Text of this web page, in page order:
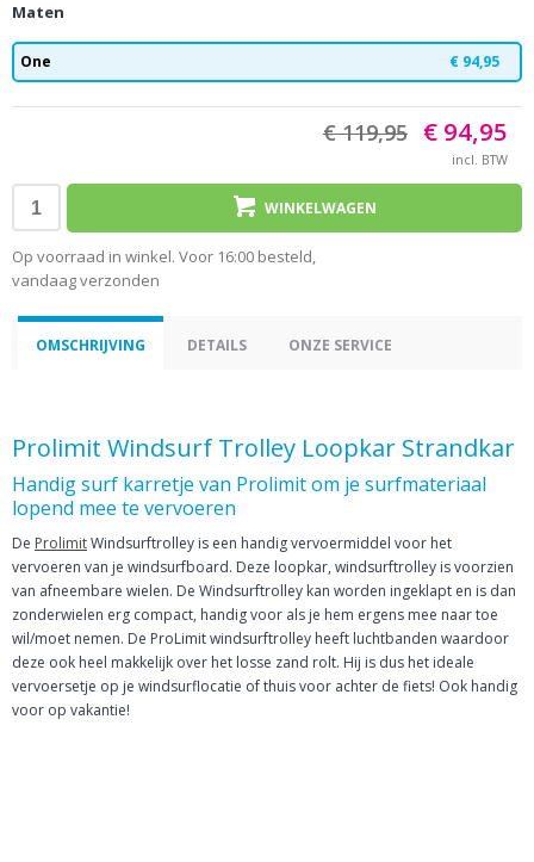
Maten
One € 94,95
€ 119,95 € 94,95
incl. BTW
WINKELWAGEN
Op voorraad in winkel. Voor 16:00 besteld,
vandaag verzonden
OMSCHRIJVING DETAILS ONZE SERVICE
Prolimit Windsurf Trolley Loopkar Strandkar
Handig surf karretje van Prolimit om je surfmateriaal
lopend mee te vervoeren
De ProlimitWindsurftrolley is een handig vervoermiddel voor het
vervoeren van je windsurfboard. Deze loopkar, windsurftrolley is voorzien
van afneembare wielen. De Windsurftrolley kan worden ingeklapt en is dan
zonderwielen erg compact, handig voor als je hem ergens mee naar toe
wil/moet nemen. De ProLimit windsurftrolley heeft luchtbanden waardoor
deze ook heel makkelijk over het losse zand rolt. Hij is dus het ideale
vervoersetje op je windsurflocatie of thuis voor achter de fiets! Ook handig
voor op vakantie!